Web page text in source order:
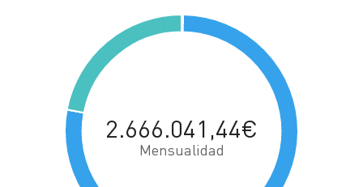
2.666.041,44€
Mensualidad